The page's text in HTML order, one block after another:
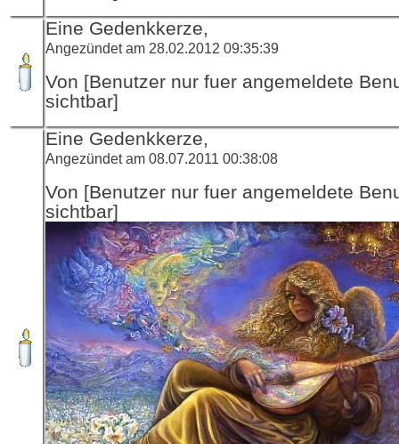
Eine Gedenkkerze,
Angezündet am 28.02.2012 09:35:39
Von [Benutzer nur fuer angemeldete
sichtbar]
Eine Gedenkkerze,
Angezündet am 08.07.2011 00:38:08
Von [Benutzer nur fuer angemeldete
sichtbar]